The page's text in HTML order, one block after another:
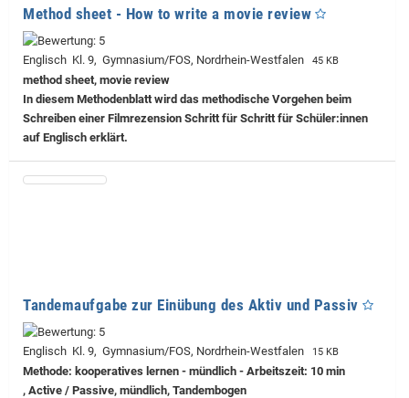
Method sheet - How to write a movie review
Englisch Kl. 9, Gymnasium/FOS, Nordrhein-Westfalen 45 KB
method sheet, movie review
In diesem Methodenblatt wird das methodische Vorgehen beim
Schreiben einer Filmrezension Schritt für Schritt für Schüler:innen
auf Englisch erklärt.
Tandemaufgabe zur Einübung des Aktiv und Passiv
Englisch Kl. 9, Gymnasium/FOS, Nordrhein-Westfalen 15 KB
Methode: kooperatives lernen - mündlich - Arbeitszeit: 10 min
, Active / Passive, mündlich, Tandembogen